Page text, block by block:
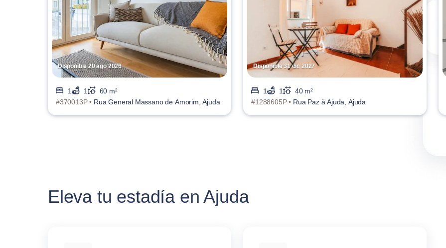
Disponible 20 ago 2026
1 1
60 m²
#370013P • Rua General Massano de Amorim, Ajuda
Disponible 31 dic 2027
1 1
40 m²
#1288605P • Rua Paz à Ajuda, Ajuda
Eleva tu estadía en Ajuda